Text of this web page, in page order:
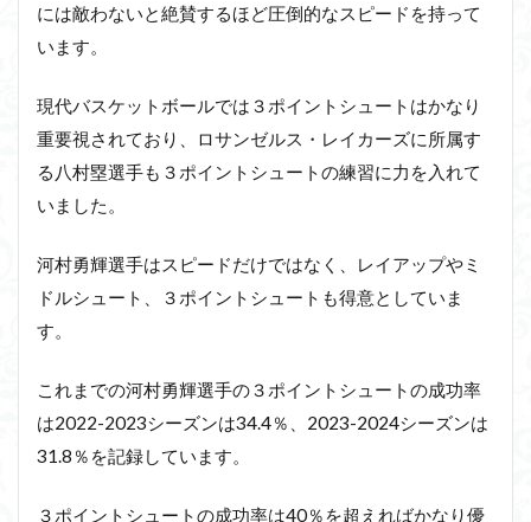
には敵わないと絶賛するほど圧倒的なスピードを持って
います。
現代バスケットボールでは３ポイントシュートはかなり
重要視されており、ロサンゼルス・レイカーズに所属す
る八村塁選手も３ポイントシュートの練習に力を入れて
いました。
河村勇輝選手はスピードだけではなく、レイアップやミ
ドルシュート、３ポイントシュートも得意としていま
す。
これまでの河村勇輝選手の３ポイントシュートの成功率
は2022-2023シーズンは34.4％、2023-2024シーズンは
31.8％を記録しています。
３ポイントシュートの成功率は40％を超えればかなり優